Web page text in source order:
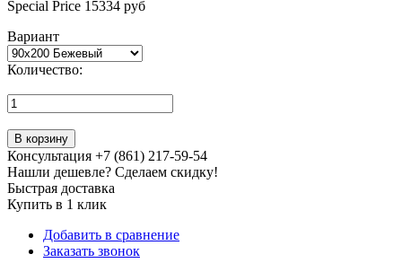
Special Price 15334 руб
Вариант
Количество:
В корзину
Консультация +7 (861) 217-59-54
Нашли дешевле? Сделаем скидку!
Быстрая доставка
Купить в 1 клик
Добавить в сравнение
Заказать звонок